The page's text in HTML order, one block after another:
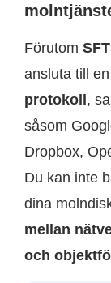
Förutom
ansluta till
protokoll,
såsom
Dropbox,
Du kan inte
dina
mellan
och